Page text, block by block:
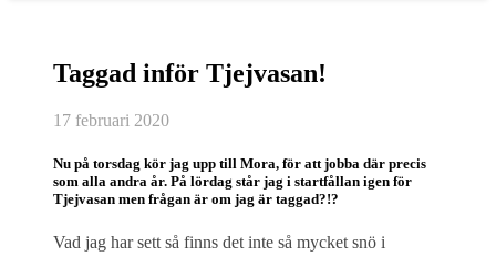
Taggad inför Tjejvasan!
17 februari 2020
Nu på torsdag kör jag upp till Mora, för att jobba där precis
som alla andra år. På lördag står jag i startfållan igen för
Tjejvasan men frågan är om jag är taggad?!?
Vad jag har sett så finns det inte så mycket snö i